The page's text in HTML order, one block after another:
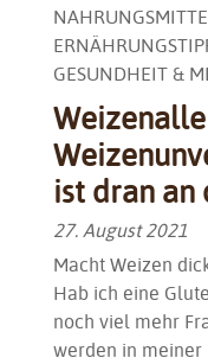
ist dran an
GESUNDHEIT &
Macht Weizen
Hab ich eine
noch viel mehr
werden in meiner
27. August 2021